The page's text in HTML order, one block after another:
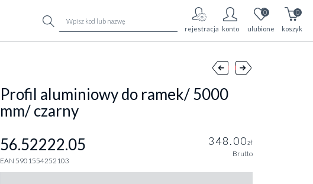
rejestracja konto
0
ulubione
0
koszyk
Profil aluminiowy do ramek/ 5000
mm/ czarny
56.52222.05
EAN 5901554252103
348.00zł
Brutto